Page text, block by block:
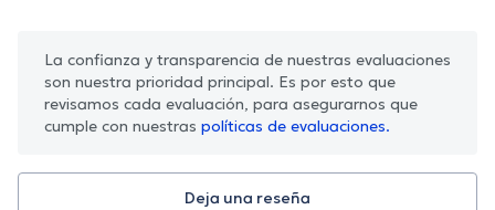
La confianza y transparencia de nuestras evaluaciones
son nuestra prioridad principal. Es por esto que
revisamos cada evaluación, para asegurarnos que
cumple con nuestras políticas de evaluaciones.
Deja una reseña